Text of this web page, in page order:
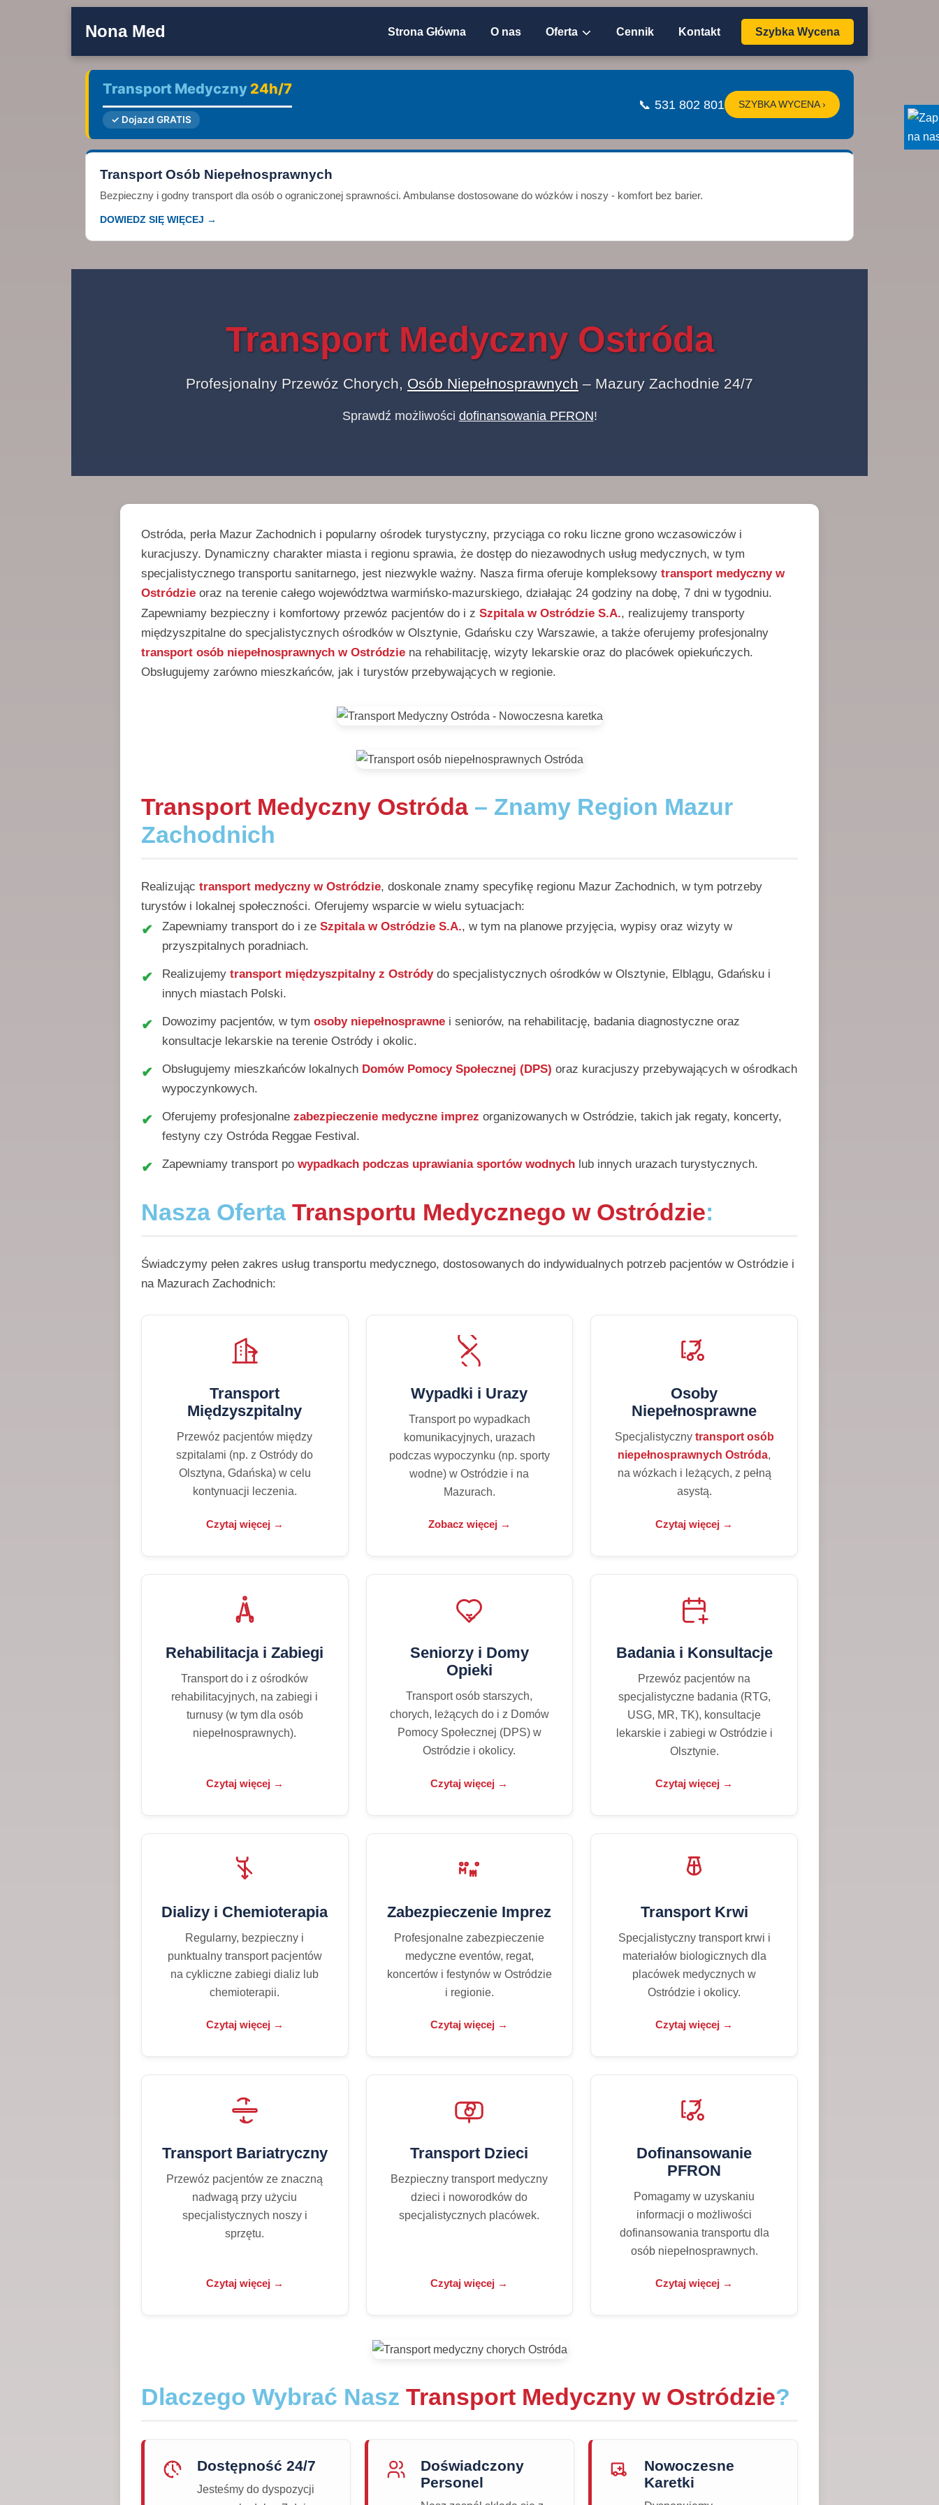
Nona Med Strona Główna O nas Oferta Cennik Kontakt Szybka Wycena
Transport Medyczny 24h/7
✓ Dojazd GRATIS
📞 531 802 801 SZYBKA WYCENA ›
Transport Osób Niepełnosprawnych
Bezpieczny i godny transport dla osób o ograniczonej sprawności. Ambulanse dostosowane do wózków i noszy - komfort bez barier.
DOWIEDZ SIĘ WIĘCEJ →
Transport Medyczny Ostróda
Profesjonalny Przewóz Chorych, Osób Niepełnosprawnych – Mazury Zachodnie 24/7
Sprawdź możliwości dofinansowania PFRON!
Ostróda, perła Mazur Zachodnich i popularny ośrodek turystyczny, przyciąga co roku liczne grono wczasowiczów i
kuracjuszy. Dynamiczny charakter miasta i regionu sprawia, że dostęp do niezawodnych usług medycznych, w tym
specjalistycznego transportu sanitarnego, jest niezwykle ważny. Nasza firma oferuje kompleksowy transport medyczny w
Ostródzie oraz na terenie całego województwa warmińsko-mazurskiego, działając 24 godziny na dobę, 7 dni w tygodniu.
Zapewniamy bezpieczny i komfortowy przewóz pacjentów do i z Szpitala w Ostródzie S.A., realizujemy transporty
międzyszpitalne do specjalistycznych ośrodków w Olsztynie, Gdańsku czy Warszawie, a także oferujemy profesjonalny
transport osób niepełnosprawnych w Ostródzie na rehabilitację, wizyty lekarskie oraz do placówek opiekuńczych.
Obsługujemy zarówno mieszkańców, jak i turystów przebywających w regionie.
Transport Medyczny Ostróda– Znamy Region Mazur
Zachodnich
Realizując transport medyczny w Ostródzie, doskonale znamy specyfikę regionu Mazur Zachodnich, w tym potrzeby
turystów i lokalnej społeczności. Oferujemy wsparcie w wielu sytuacjach:
Zapewniamy transport do i ze Szpitala w Ostródzie S.A., w tym na planowe przyjęcia, wypisy oraz wizyty w
przyszpitalnych poradniach.
Realizujemy transport międzyszpitalny z Ostródydo specjalistycznych ośrodków w Olsztynie, Elblągu, Gdańsku i
innych miastach Polski.
Dowozimy pacjentów, w tym osoby niepełnosprawne i seniorów, na rehabilitację, badania diagnostyczne oraz
konsultacje lekarskie na terenie Ostródy i okolic.
Obsługujemy mieszkańców lokalnych Domów Pomocy Społecznej (DPS) oraz kuracjuszy przebywających w ośrodkach
wypoczynkowych.
Oferujemy profesjonalne zabezpieczenie medyczne imprez organizowanych w Ostródzie, takich jak regaty, koncerty,
festyny czy Ostróda Reggae Festival.
Zapewniamy transport po wypadkach podczas uprawiania sportów wodnych lub innych urazach turystycznych.
Nasza Oferta Transportu Medycznego w Ostródzie:
Świadczymy pełen zakres usług transportu medycznego, dostosowanych do indywidualnych potrzeb pacjentów w Ostródzie i
na Mazurach Zachodnich:
Transport
Międzyszpitalny
Przewóz pacjentów między
szpitalami (np. z Ostródy do
Olsztyna, Gdańska) w celu
kontynuacji leczenia.
Czytaj więcej →
Wypadki i Urazy
Transport po wypadkach
komunikacyjnych, urazach
podczas wypoczynku (np. sporty
wodne) w Ostródzie i na
Mazurach.
Zobacz więcej →
Osoby
Niepełnosprawne
Specjalistyczny transport osób
niepełnosprawnych Ostróda,
na wózkach i leżących, z pełną
asystą.
Czytaj więcej →
Rehabilitacja i Zabiegi
Transport do i z ośrodków
rehabilitacyjnych, na zabiegi i
turnusy (w tym dla osób
niepełnosprawnych).
Czytaj więcej →
Seniorzy i Domy
Opieki
Transport osób starszych,
chorych, leżących do i z Domów
Pomocy Społecznej (DPS) w
Ostródzie i okolicy.
Czytaj więcej →
Badania i Konsultacje
Przewóz pacjentów na
specjalistyczne badania (RTG,
USG, MR, TK), konsultacje
lekarskie i zabiegi w Ostródzie i
Olsztynie.
Czytaj więcej →
Dializy i Chemioterapia
Regularny, bezpieczny i
punktualny transport pacjentów
na cykliczne zabiegi dializ lub
chemioterapii.
Czytaj więcej →
Zabezpieczenie Imprez
Profesjonalne zabezpieczenie
medyczne eventów, regat,
koncertów i festynów w Ostródzie
i regionie.
Czytaj więcej →
Transport Krwi
Specjalistyczny transport krwi i
materiałów biologicznych dla
placówek medycznych w
Ostródzie i okolicy.
Czytaj więcej →
Transport Bariatryczny
Przewóz pacjentów ze znaczną
nadwagą przy użyciu
specjalistycznych noszy i
sprzętu.
Czytaj więcej →
Transport Dzieci
Bezpieczny transport medyczny
dzieci i noworodków do
specjalistycznych placówek.
Czytaj więcej →
Dofinansowanie
PFRON
Pomagamy w uzyskaniu
informacji o możliwości
dofinansowania transportu dla
osób niepełnosprawnych.
Czytaj więcej →
Dlaczego Wybrać Nasz Transport Medyczny w Ostródzie?
Dostępność 24/7
Jesteśmy do dyspozycji
Doświadczony
Personel
Nowoczesne
Karetki